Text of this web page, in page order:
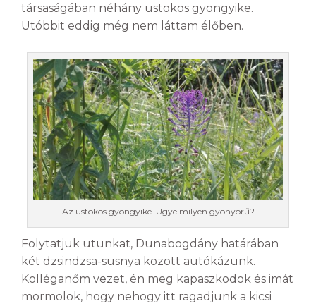
társaságában néhány üstökös gyöngyike.
Utóbbit eddig még nem láttam élőben.
Az üstökös gyöngyike. Ugye milyen gyönyörű?
Folytatjuk utunkat, Dunabogdány határában
két dzsindzsa-susnya között autókázunk.
Kolléganőm vezet, én meg kapaszkodok és imát
mormolok, hogy nehogy itt ragadjunk a kicsi